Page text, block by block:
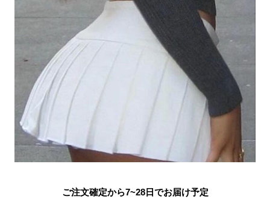
ご注文確定から7~28日でお届け予定